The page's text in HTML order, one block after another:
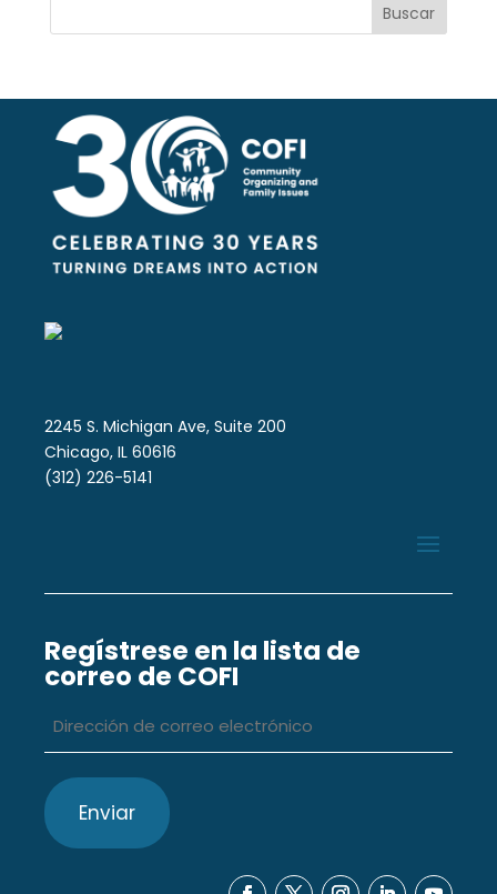
Buscar
2245 S. Michigan Ave, Suite 200
Chicago, IL 60616
(312) 226-5141
Regístrese en la lista de
correo de COFI
de
electrónico